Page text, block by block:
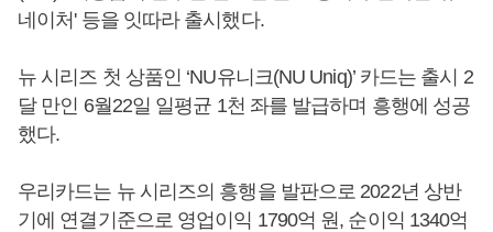
네이처' 등을 잇따라 출시했다.
뉴 시리즈 첫 상품인 ‘NU유니크(NU Uniq)’ 카드는 출시 2
달 만인 6월22일 일평균 1천 좌를 발급하며 흥행에 성공
했다.
우리카드는 뉴 시리즈의 흥행을 발판으로 2022년 상반
기에 연결기준으로 영업이익 1790억 원, 순이익 1340억